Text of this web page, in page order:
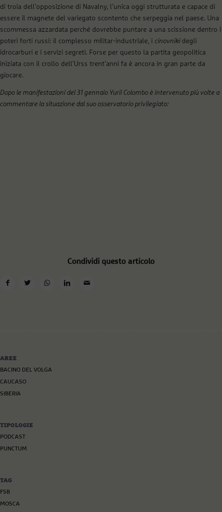
di troia dell’opposizione di Navalny, l’unica oggi strutturata e capace di
essere il magnete del variegato scontento che serpeggia nel paese. Una
scommessa azzardata perché dovrebbe puntare a una scissione dentro i
poteri forti russi: il complesso militar-industriale, i cinovniki degli
idrocarburi e i servizi segreti. Forse per questo la partita geopolitica
iniziata con il crollo dell’Urss trent’anni fa è ancora in gran parte da
giocare.
Dopo le manifestazioni del 31 gennaio Yurii Colombo è intervenuto più volte a
commentare la situazione dal suo osservatorio privilegiato:
Condividi questo articolo
AREE
BACINO DEL VOLGA
CAUCASO
SIBERIA
TIPOLOGIE
PODCAST
PUNCTUM
TAG
FSB
MOSCA